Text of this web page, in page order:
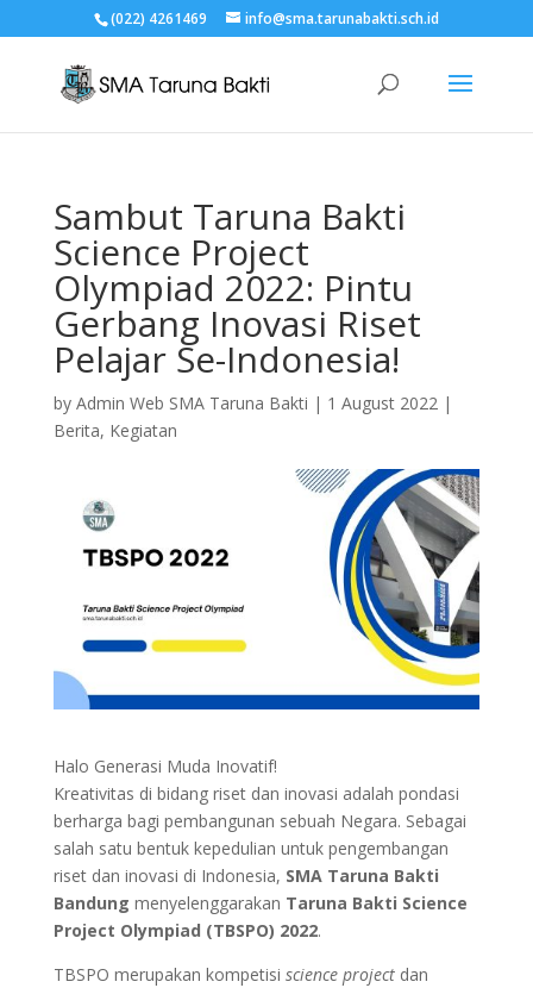
(022) 4261469 info@sma.tarunabakti.sch.id
Sambut Taruna Bakti
Science Project
Olympiad 2022: Pintu
Gerbang Inovasi Riset
Pelajar Se-Indonesia!
by Admin Web SMA Taruna Bakti | 1 August 2022|
Berita, Kegiatan
Halo Generasi Muda Inovatif!
Kreativitas di bidang riset dan inovasi adalah pondasi
berharga bagi pembangunan sebuah Negara. Sebagai
salah satu bentuk kepedulian untuk pengembangan
riset dan inovasi di Indonesia, SMA Taruna Bakti
Bandung menyelenggarakan Taruna Bakti Science
Project Olympiad (TBSPO) 2022.
TBSPO merupakan kompetisi science projectdan